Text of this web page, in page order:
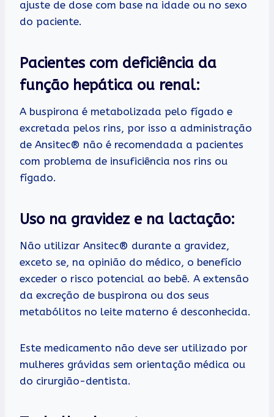
ajuste de dose com base na idade ou no sexo
do paciente.
Pacientes com deficiência da
função hepática ou renal:
A buspirona é metabolizada pelo fígado e
excretada pelos rins, por isso a administração
de Ansitec® não é recomendada a pacientes
com problema de insuficiência nos rins ou
fígado.
Uso na gravidez e na lactação:
Não utilizar Ansitec® durante a gravidez,
exceto se, na opinião do médico, o benefício
exceder o risco potencial ao bebê. A extensão
da excreção de buspirona ou dos seus
metabólitos no leite materno é desconhecida.
Este medicamento não deve ser utilizado por
mulheres grávidas sem orientação médica ou
do cirurgião-dentista.